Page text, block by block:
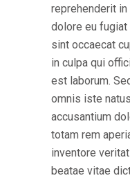
reprehenderit
dolore eu fugiat
sint occaecat
in culpa qui
est laborum.
omnis iste
accusantium
totam rem
inventore
beatae vitae